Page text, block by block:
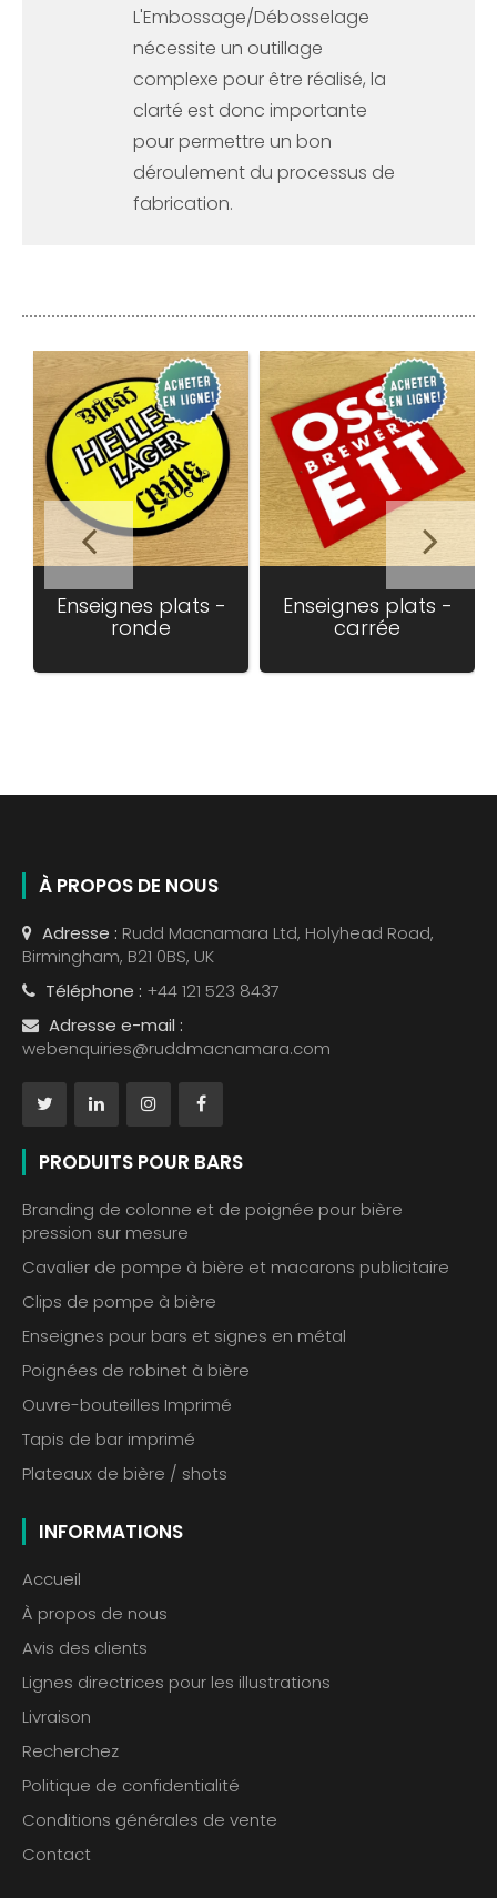
L'Embossage/Débosselage
nécessite un outillage
complexe pour être réalisé, la
clarté est donc importante
pour permettre un bon
déroulement du processus de
fabrication.
Enseignes plats -
ronde
Enseignes plats -
carrée
À PROPOS DE NOUS
Adresse : Rudd Macnamara Ltd, Holyhead Road,
Birmingham, B21 0BS, UK
Téléphone : +44 121 523 8437
Adresse e-mail :
webenquiries@ruddmacnamara.com
PRODUITS POUR BARS
Branding de colonne et de poignée pour bière
pression sur mesure
Cavalier de pompe à bière et macarons publicitaire
Clips de pompe à bière
Enseignes pour bars et signes en métal
Poignées de robinet à bière
Ouvre-bouteilles Imprimé
Tapis de bar imprimé
Plateaux de bière / shots
INFORMATIONS
Accueil
À propos de nous
Avis des clients
Lignes directrices pour les illustrations
Livraison
Recherchez
Politique de confidentialité
Conditions générales de vente
Contact